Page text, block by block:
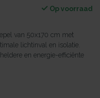
Op voorraad
van 50x170 cm met
lichtinval en isolatie.
en energie-efficiënte